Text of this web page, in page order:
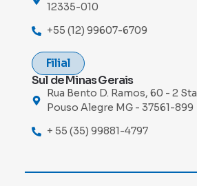
12335-010
+55 (12) 99607-6709
Filial
Sul de Minas Gerais
Rua Bento D. Ramos, 60 - 2
Pouso Alegre MG - 37561-899
+ 55 (35) 99881-4797